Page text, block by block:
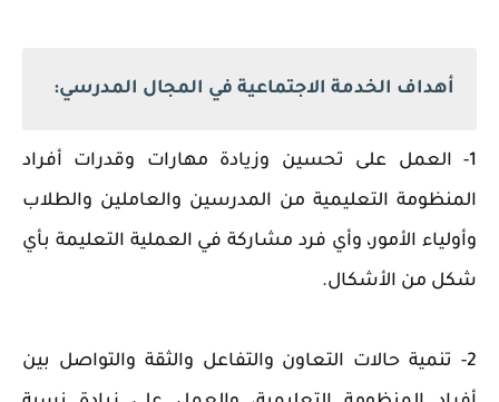
أهداف الخدمة الاجتماعية في المجال المدرسي:
1- العمل على تحسين وزيادة مهارات وقدرات أفراد
المنظومة التعليمية من المدرسين والعاملين والطلاب
وأولياء الأمور، وأي فرد مشاركة في العملية التعليمة بأي
شكل من الأشكال.
2- تنمية حالات التعاون والتفاعل والثقة والتواصل بين